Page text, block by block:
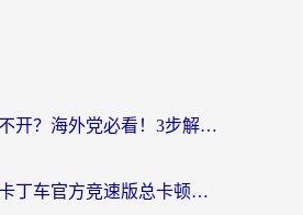
小红书国外打不开？海外党必看！3步解决国内影音、生活服务全畅通
在国外玩跑跑卡丁车官方竞速版总卡顿？这篇攻略帮你解决地区限制+低延迟难题